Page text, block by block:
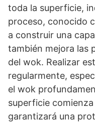
toda la superficie,
proceso, conocido
a construir una
también mejora las
del wok. Realizar
regularmente,
el wok
superficie
garantizará una